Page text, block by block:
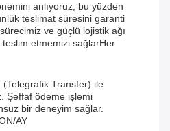
anlıyoruz, bu yüzden
teslimat süresini garanti
ve güçlü lojistik ağı
teslim etmemizi sağlarHer
Transfer) ile
Şeffaf ödeme işlemi
bir deneyim sağlar.
AY